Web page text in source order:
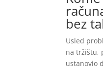
bez
Usled
na tržištu,
ustanovio